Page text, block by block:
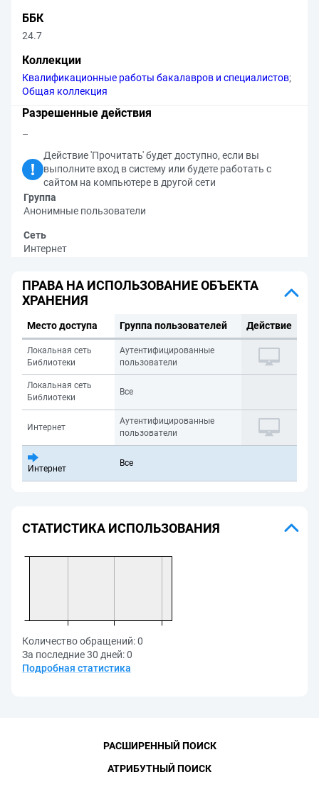
ББК
24.7
Коллекции
Квалификационные работы бакалавров и специалистов;
Общая коллекция
Разрешенные действия
–
Действие 'Прочитать' будет доступно, если вы
выполните вход в систему или будете работать с
сайтом на компьютере в другой сети
Группа
Анонимные пользователи
Сеть
Интернет
ПРАВА НА ИСПОЛЬЗОВАНИЕ ОБЪЕКТА
ХРАНЕНИЯ
Место доступа Группа пользователей Действие
Локальная сеть
Библиотеки
Аутентифицированные
пользователи
Локальная сеть
Библиотеки
Все
Интернет
Аутентифицированные
пользователи
Интернет
Все
СТАТИСТИКА ИСПОЛЬЗОВАНИЯ
Количество обращений:0
За последние 30 дней:0
Подробная статистика
РАСШИРЕННЫЙ ПОИСК
АТРИБУТНЫЙ ПОИСК